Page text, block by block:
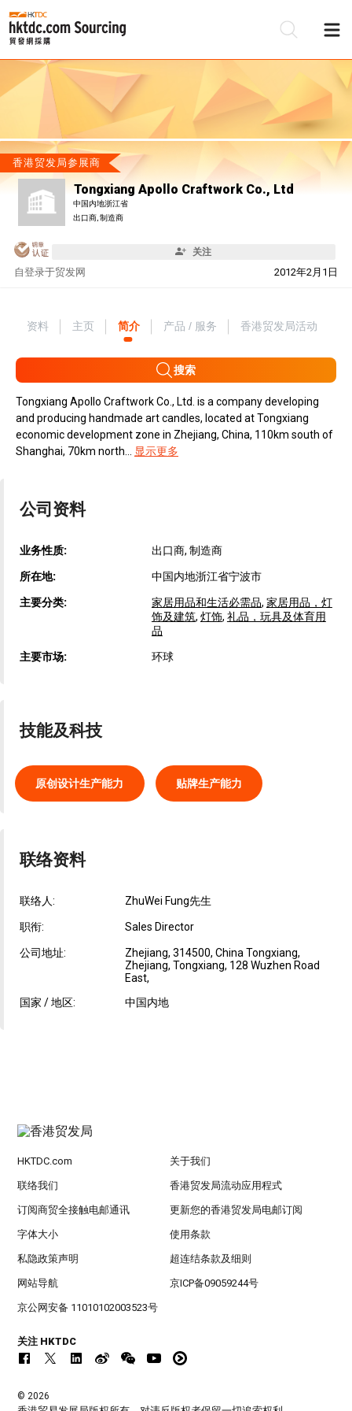
香港贸发局参展商
Tongxiang Apollo Craftwork Co., Ltd
中国内地浙江省
出口商, 制造商
关注
自 2012年2月1日
登录于贸发网
资料 主页 简介 产品 / 服务 香港贸发局活动
搜索
Tongxiang Apollo Craftwork Co., Ltd. is a company developing
and producing handmade art candles, located at Tongxiang
economic development zone in Zhejiang, China, 110km south of
Shanghai, 70km north...
显示更多
公司资料
业务性质: 出口商, 制造商
所在地: 中国内地浙江省宁波市
主要分类: 家居用品和生活必需品, 家居用品，灯
饰及建筑, 灯饰, 礼品，玩具及体育用
品
主要市场: 环球
技能及科技
原创设计生产能力 贴牌生产能力
联络资料
联络人: ZhuWei Fung先生
职衔: Sales Director
公司地址:
Zhejiang, 314500, China Tongxiang,
Zhejiang, Tongxiang, 128 Wuzhen Road
East,
国家 / 地区:
中国内地
HKTDC.com 关于我们
联络我们 香港贸发局流动应用程式
订阅商贸全接触电邮通讯 更新您的香港贸发局电邮订阅
字体大小 使用条款
私隐政策声明 超连结条款及细则
网站导航 京ICP备09059244号
京公网安备 11010102003523号
关注 HKTDC
© 2026